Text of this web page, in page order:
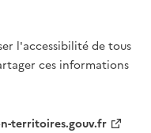
l'accessibilité de tous
ces informations
territoires.gouv.fr